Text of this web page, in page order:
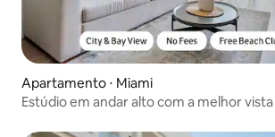
Apartamento ⋅ Miami
Estúdio em andar alto com a melhor